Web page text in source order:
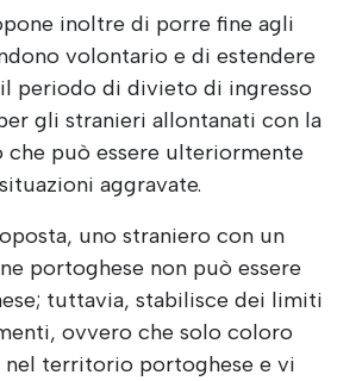
inoltre di porre fine agli
volontario e di estendere
periodo di divieto di ingresso
gli stranieri allontanati con la
che può essere ulteriormente
aggravate.
uno straniero con un
portoghese non può essere
tuttavia, stabilisce dei limiti
ovvero che solo coloro
nel territorio portoghese e vi